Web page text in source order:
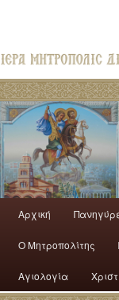
Αρχική
Ο Mητροπολίτης
Αγιολογία